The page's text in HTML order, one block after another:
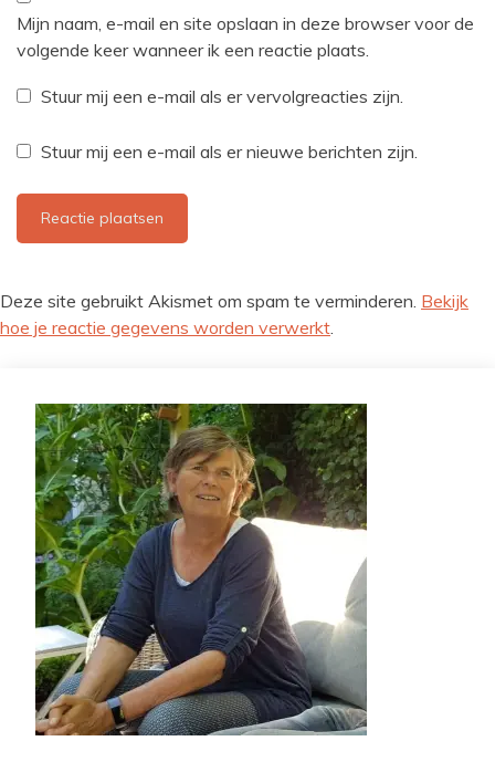
Mijn naam, e-mail en site opslaan in deze browser voor de
volgende keer wanneer ik een reactie plaats.
Stuur mij een e-mail als er vervolgreacties zijn.
Stuur mij een e-mail als er nieuwe berichten zijn.
Deze site gebruikt Akismet om spam te verminderen. Bekijk
hoe je reactie gegevens worden verwerkt.